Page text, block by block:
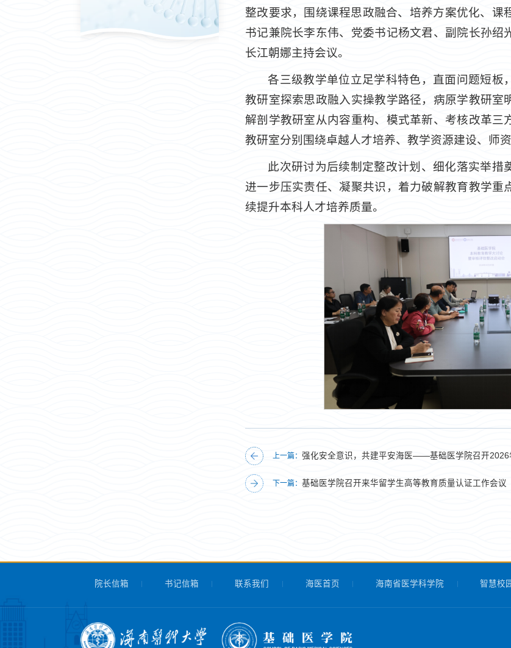
整改要求，围绕课程思政融合、培养方案优化、课
书记兼院长李东伟、党委书记杨文君、副院长孙
长江朝娜主持会议。
各三级教学单位立足学科特色，直面问题短
教研室探索思政融入实操教学路径，病原学教研室
解剖学教研室从内容重构、模式革新、考核改革
教研室分别围绕卓越人才培养、教学资源建设、师
此次研讨为后续制定整改计划、细化落实举措
进一步压实责任、凝聚共识，着力破解教育教学
续提升本科人才培养质量。
上一篇： 强化安全意识，共建平安海医——基础医学院召开2026
下一篇： 基础医学院召开来华留学生高等教育质量认证工作会议
院长信箱 书记信箱 联系我们 海医首页 海南省医学科学院 智慧校